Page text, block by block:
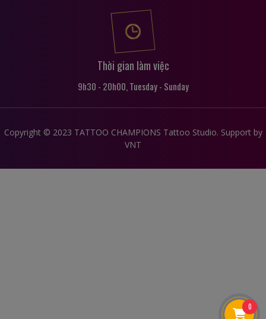
Thời gian làm việc
9h30 - 20h00, Tuesday - Sunday
Copyright © 2023 TATTOO CHAMPIONS Tattoo Studio. Support by
VNT
0